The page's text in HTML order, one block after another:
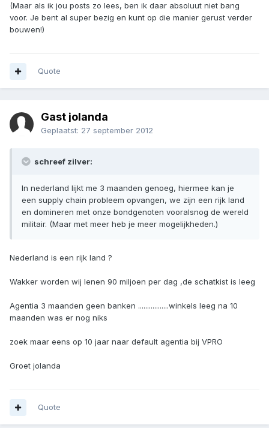
(Maar als ik jou posts zo lees, ben ik daar absoluut niet bang
voor. Je bent al super bezig en kunt op die manier gerust verder
bouwen!)
Quote
Gast jolanda
Geplaatst: 27 september 2012
schreef zilver:
In nederland lijkt me 3 maanden genoeg, hiermee kan je
een supply chain probleem opvangen, we zijn een rijk land
en domineren met onze bondgenoten vooralsnog de wereld
militair. (Maar met meer heb je meer mogelijkheden.)
Nederland is een rijk land ?
Wakker worden wij lenen 90 miljoen per dag ,de schatkist is leeg
Agentia 3 maanden geen banken .................winkels leeg na 10
maanden was er nog niks
zoek maar eens op 10 jaar naar default agentia bij VPRO
Groet jolanda
Quote